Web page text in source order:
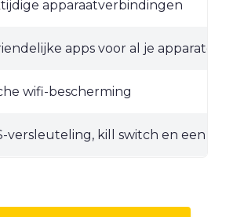
apparaatverbindingen
apps voor al je apparaten
wifi-bescherming
versleuteling, kill switch en een